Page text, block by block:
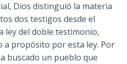
Dios distinguió la materia
dos testigos desde el
ley del doble testimonio,
a propósito por esta ley. Por
buscado un pueblo que